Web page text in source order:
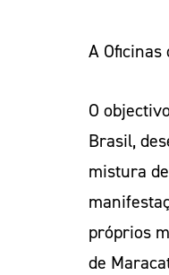
A
O
Brasil,
mistura
próprios
de